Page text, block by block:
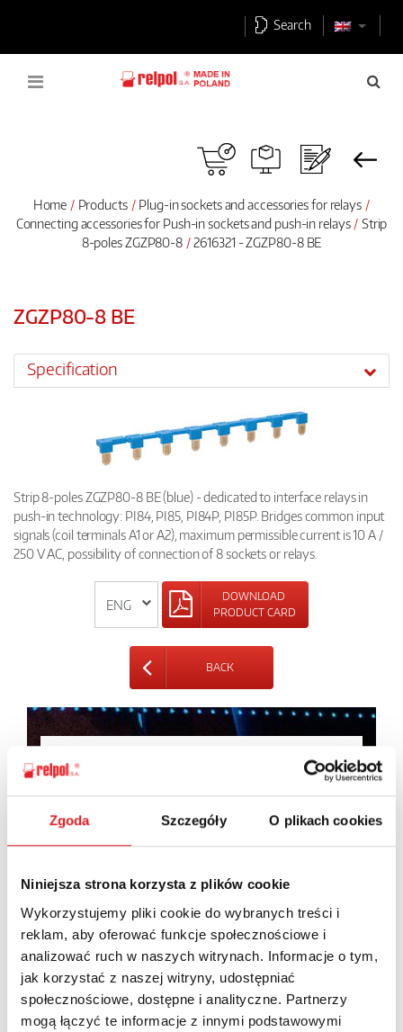
Zgoda Szczegóły O plikach cookies
Niniejsza strona korzysta z plików cookie
Wykorzystujemy pliki cookie do wybranych treści i
reklam, aby oferować funkcje społecznościowe i
analizować ruch w naszych witrynach. Informacje o tym,
jak korzystać z naszej witryny, udostępniać
społecznościowe, dostępne i analityczne. Partnerzy
mogą łączyć te informacje z innymi podstawowymi
Search
Home Products
Plug-in sockets and accessories for relays
Connecting accessories for Push-in sockets and push-in relays
Strip
8-poles ZGZP80-8
2616321 - ZGZP80-8 BE
ZGZP80-8 BE
Specification
Strip 8-poles ZGZP80-8 BE (blue) - dedicated to interface relays in
push-in technology: PI84, PI85, PI84P, PI85P. Bridges common input
signals (coil terminals A1 or A2), maximum permissible current is 10 A /
250 V AC, possibility of connection of 8 sockets or relays.
DOWNLOAD
PRODUCT CARD
BACK
Ask for the details of the offer
Name: *
Email: *
Company: